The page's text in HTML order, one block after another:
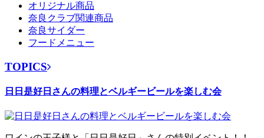
オリジナル商品
奈良クラブ関連商品
奈良サイダー
フードメニュー
TOPICS
日日是好日さんの料理とベルギービールを楽しむ会